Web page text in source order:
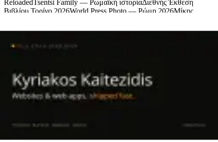
ReloadedTsentsi Family — Ρωμαϊκή ιστορίαΔιεθνής Έκθεση
Βιβλίου Τορίνο 2026World Press Photo — Ρώμη 2026Μίκης
Χορηγοί
Πολιτισμός, μουσική και ζωή από την Ξάνθη
Developed and designed by KlawsFX